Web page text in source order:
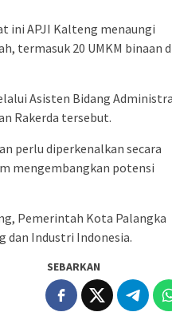
ini APJI Kalteng menaungi
termasuk 20 UMKM binaan
Asisten Bidang
Rakerda tersebut.
perlu diperkenalkan secara
mengembangkan potensi
Pemerintah Kota Palangka
dan Industri Indonesia.
SEBARKAN